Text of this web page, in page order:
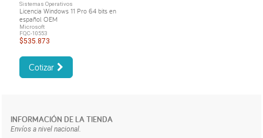
Sistemas Operativos
Licencia Windows 11 Pro 64 bits en
español OEM
Microsoft
FQC-10553
$535.873
Cotizar
INFORMACIÓN DE LA TIENDA
Envíos a nivel nacional.